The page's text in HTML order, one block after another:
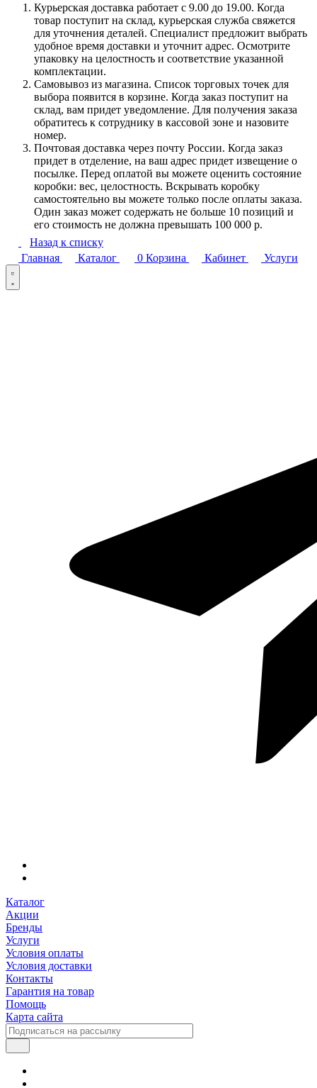
Курьерская доставка работает с 9.00 до 19.00. Когда
товар поступит на склад, курьерская служба свяжется
для уточнения деталей. Специалист предложит выбрать
удобное время доставки и уточнит адрес. Осмотрите
упаковку на целостность и соответствие указанной
комплектации.
Самовывоз из магазина. Список торговых точек для
выбора появится в корзине. Когда заказ поступит на
склад, вам придет уведомление. Для получения заказа
обратитесь к сотруднику в кассовой зоне и назовите
номер.
Почтовая доставка через почту России. Когда заказ
придет в отделение, на ваш адрес придет извещение о
посылке. Перед оплатой вы можете оценить состояние
коробки: вес, целостность. Вскрывать коробку
самостоятельно вы можете только после оплаты заказа.
Один заказ может содержать не больше 10 позиций и
его стоимость не должна превышать 100 000 р.
Назад к списку
Главная
Каталог 0 Корзина Кабинет Услуги
Каталог
Акции
Бренды
Услуги
Условия оплаты
Условия доставки
Контакты
Гарантия на товар
Помощь
Карта сайта